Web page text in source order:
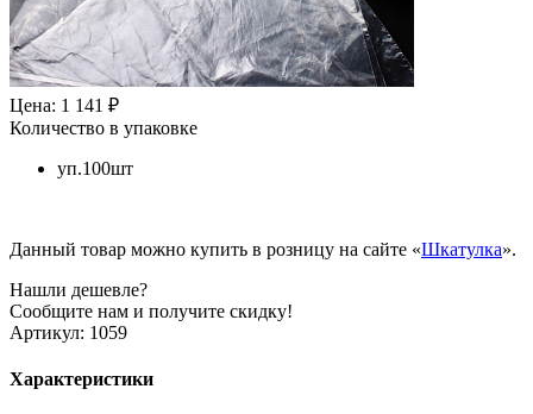
Цена: 1 141 ₽
Количество в упаковке
уп.100шт
Данный товар можно купить в розницу на сайте «Шкатулка».
Нашли дешевле?
Сообщите нам и получите скидку!
Артикул: 1059
Характеристики